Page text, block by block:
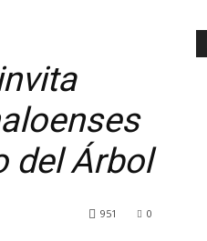
del Árbol
0
951